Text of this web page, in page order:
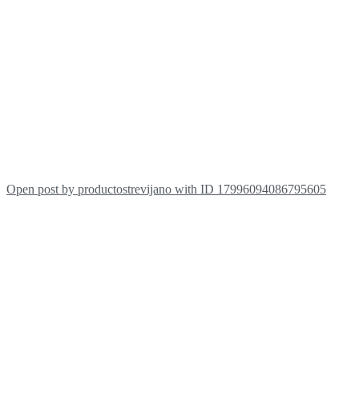
Open post by productostrevijano with ID 17996094086795605